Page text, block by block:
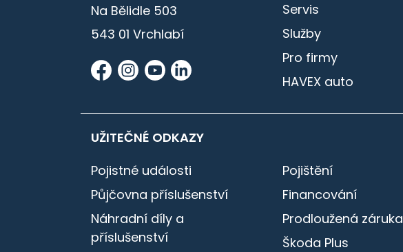
Na Bělidle 503
543 01 Vrchlabí
Servis
Služby
Pro firmy
HAVEX auto
UŽITEČNÉ ODKAZY
Pojistné události
Půjčovna příslušenství
Náhradní díly a
příslušenství
Pojištění
Financování
Prodloužená záruka
Škoda Plus